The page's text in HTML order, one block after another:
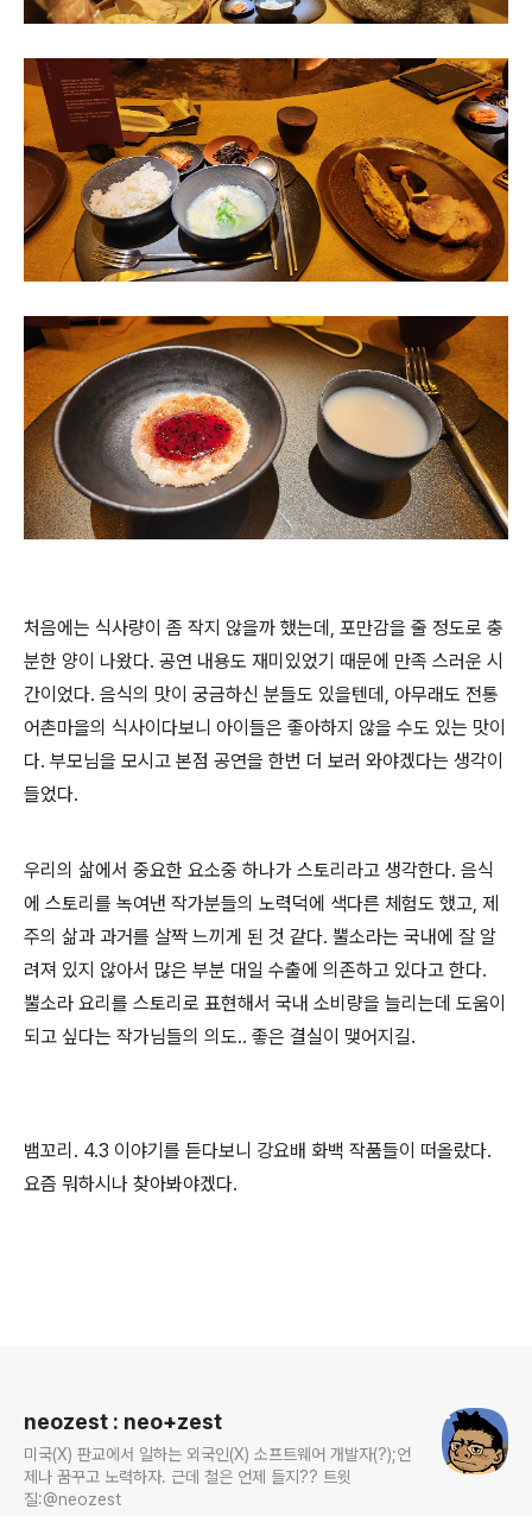
처음에는 식사량이 좀 작지 않을까 했는데, 포만감을 줄 정도로 충
분한 양이 나왔다. 공연 내용도 재미있었기 때문에 만족 스러운 시
간이었다. 음식의 맛이 궁금하신 분들도 있을텐데, 아무래도 전통
어촌마을의 식사이다보니 아이들은 좋아하지 않을 수도 있는 맛이
다. 부모님을 모시고 본점 공연을 한번 더 보러 와야겠다는 생각이
들었다.
우리의 삶에서 중요한 요소중 하나가 스토리라고 생각한다. 음식
에 스토리를 녹여낸 작가분들의 노력덕에 색다른 체험도 했고, 제
주의 삶과 과거를 살짝 느끼게 된 것 같다. 뿔소라는 국내에 잘 알
려져 있지 않아서 많은 부분 대일 수출에 의존하고 있다고 한다.
뿔소라 요리를 스토리로 표현해서 국내 소비량을 늘리는데 도움이
되고 싶다는 작가님들의 의도.. 좋은 결실이 맺어지길.
뱀꼬리. 4.3 이야기를 듣다보니 강요배 화백 작품들이 떠올랐다.
요즘 뭐하시나 찾아봐야겠다.
neozest : neo+zest
미국(X) 판교에서 일하는 외국인(X) 소프트웨어 개발자(?);언
제나 꿈꾸고 노력하자. 근데 철은 언제 들지?? 트윗
질:@neozest